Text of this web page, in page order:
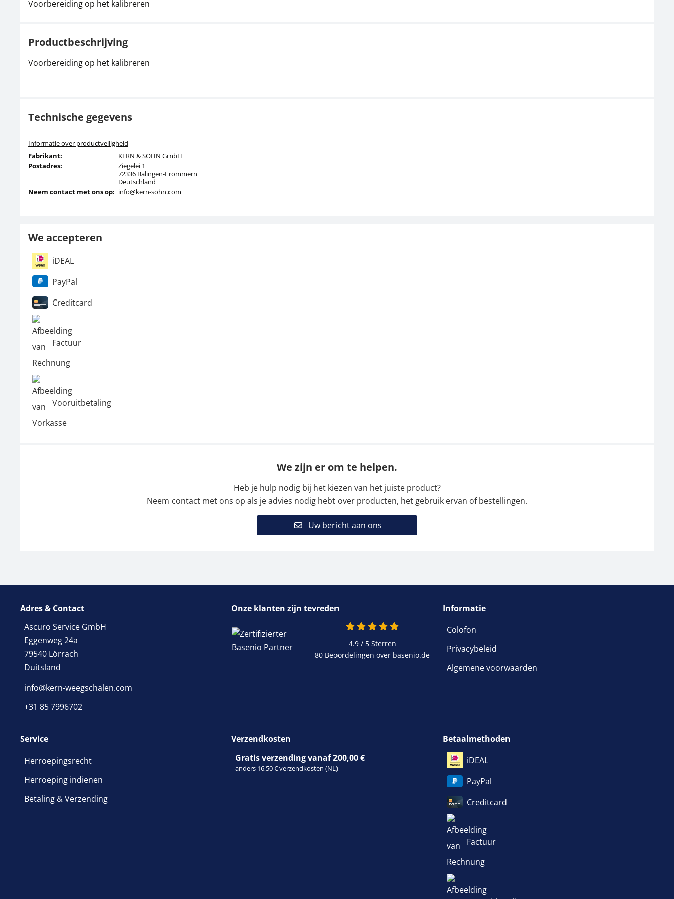
Voorbereiding op het kalibreren
Productbeschrijving
Voorbereiding op het kalibreren
Technische gegevens
Informatie over productveiligheid
Fabrikant:
KERN & SOHN GmbH
Postadres:
Ziegelei 1
72336 Balingen-Frommern
Deutschland
Neem contact met ons op: info@kern-sohn.com
We accepteren
iDEAL
PayPal
Creditcard
Factuur
Vooruitbetaling
We zijn er om te helpen.
Heb je hulp nodig bij het kiezen van het juiste product?
Neem contact met ons op als je advies nodig hebt over producten, het gebruik ervan of bestellingen.
Uw bericht aan ons
Adres & Contact
Ascuro Service GmbH
Eggenweg 24a
79540 Lörrach
Duitsland
info@kern-weegschalen.com
+31 85 7996702
Onze klanten zijn tevreden
4.9 van 5
4.9 / 5Sterren
80 Beoordelingen over basenio.de
wordt in een nieuw venster geopend
Informatie
Colofon
Privacybeleid
Algemene voorwaarden
Service
Herroepingsrecht
Herroeping indienen
Betaling & Verzending
Verzendkosten
Gratis verzending vanaf 200,00 €
anders 16,50 € verzendkosten (NL)
Betaalmethoden
iDEAL
PayPal
Creditcard
Factuur